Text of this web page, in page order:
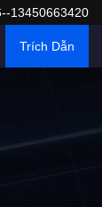
13450663420
Trích Dẫn